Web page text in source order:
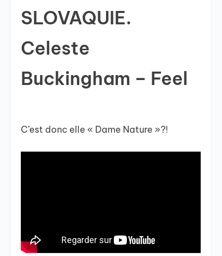
SLOVAQUIE.
Celeste
Buckingham – Feel
C’est donc elle « Dame Nature »?!